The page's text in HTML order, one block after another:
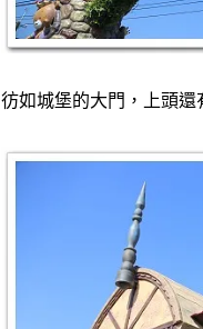
彷如城堡的大門，上頭